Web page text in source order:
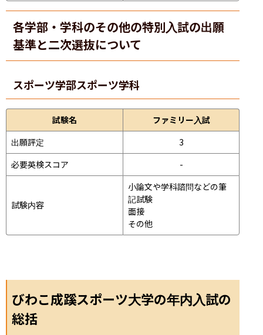
各学部・学科のその他の特別入試の出願
基準と二次選抜について
スポーツ学部スポーツ学科
試験名
ファミリー入試
出願評定
3
必要英検スコア
-
試験内容
小論文や学科諮問などの筆
記試験
面接
その他
びわこ成蹊スポーツ大学の年内入試の
総括